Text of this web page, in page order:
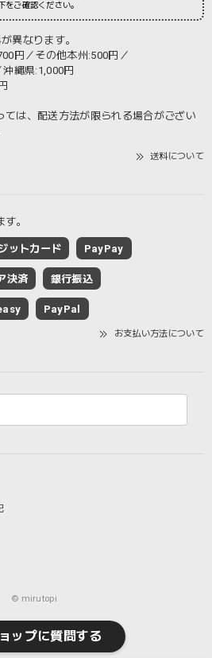
をご確認ください。
異なります。
円／その他本州:500円／
縄県:1,000円
は、配送方法が限られる場合がござい
送料について
。
ットカード PayPay
決済 銀行振込
PayPal
お支払い方法について
© mirutopi
ップに質問する